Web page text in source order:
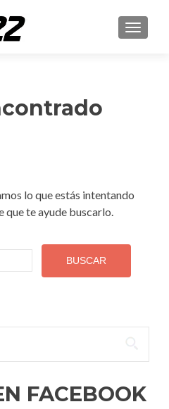
lo que estás intentando
que te ayude buscarlo.
FACEBOOK